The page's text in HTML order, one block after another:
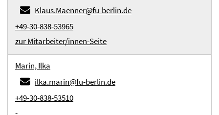
Klaus.Maenner@fu-berlin.de
+49-30-838-53965
zur Mitarbeiter/innen-Seite
Marin, Ilka
ilka.marin@fu-berlin.de
+49-30-838-53510
-